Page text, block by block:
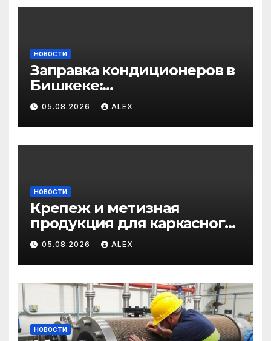
НОВОСТИ
Заправка кондиционеров в
Бишкеке:
профессиональные услуги
для дома и авто
05.08.2026 ALEX
НОВОСТИ
Крепеж и метизная
продукция для каркасного
и загородного
строительства: от
саморезов до анкеров
05.08.2026 ALEX
НОВОСТИ